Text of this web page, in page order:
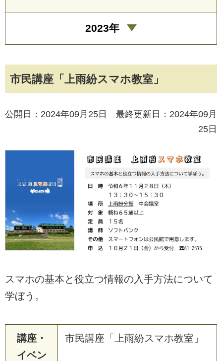
市民講座「上雨紛スマホ教室」
公開日：2024年09月25日 最終更新日：2024年09月
25日
スマホの基本と役立つ情報の入手方法について
学ぼう。
講座・
イベン
市民講座「上雨紛スマホ教室」
2023年